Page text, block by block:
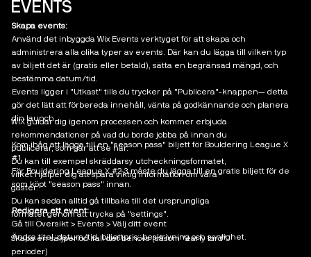
EVENTS
Skapa events:
Använd det inbyggda Wix Events verktyget för att skapa och
administrera alla olika typer av events. Där kan du lägga till vilken typ
av biljett det är (gratis eller betald), sätta en begränsad mängd, och
bestämma datum/tid.
Events ligger i "Utkast" tills du trycker på "Publicera"-knappen— detta
gör det lätt att förbereda innehåll, vänta på godkännande och planera
din launch.
Kom ihåg att lägga till en "season pass" biljett för Bouldering League X
#1.
För Bouldering League X #2-3 måste du lägga till en gratis biljett för de
som köpt "season pass" innan.
Redigera ett event:
Gå till Översikt > Events > Välj ditt event
Ändra titel, datum/tid, biljettpris, beskrivning och synlighet.
WIX guidar dig igenom processen och kommer erbjuda
rekommendationer på vad du borde jobba på innan du
publicerar, som går att se här.
Du kan till exempel skräddarsy utcheckningsformatet,
vilket hjälper dig att spara viktig information om våra
gäster.
Du kan sedan alltid gå tillbaka till det ursprungliga
formatet genom att trycka på "settings".
Skapa en säljperiod ifall det behövs (såsom "early bird"
perioder)​